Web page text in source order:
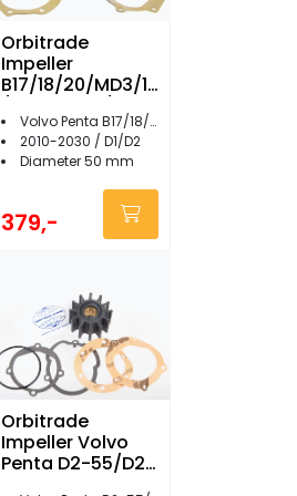
Orbitrade
Impeller
B17/18/20/MD3/17
D1/D2 - 15808
Volvo Penta B17/18/20 / MD3/17
2010-2030 / D1/D2
Diameter 50 mm
379,-
Orbitrade
Impeller Volvo
Penta D2-55/D2-